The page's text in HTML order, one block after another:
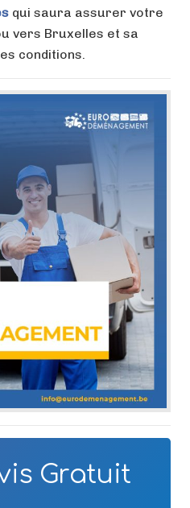
qui saura assurer votre
vers Bruxelles et sa
conditions.
Gratuit